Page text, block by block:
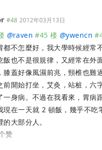
#48 2012年03月13日
@raven #45 楼 @ywencn
都不怎麼好，我大學時候經常
飯也不是很規律，又經常在外
膝蓋好像風濕前兆，頸椎也難
前開始打坐，艾灸，站桩，六
一身病。不過在我看來，胃病
現在一天就 2 頓飯，幾乎不吃
的大部分人。
赞